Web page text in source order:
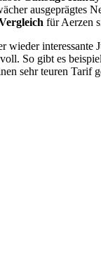
ausgeprägtes
für Aerzen
interessante
So gibt es
sehr teuren